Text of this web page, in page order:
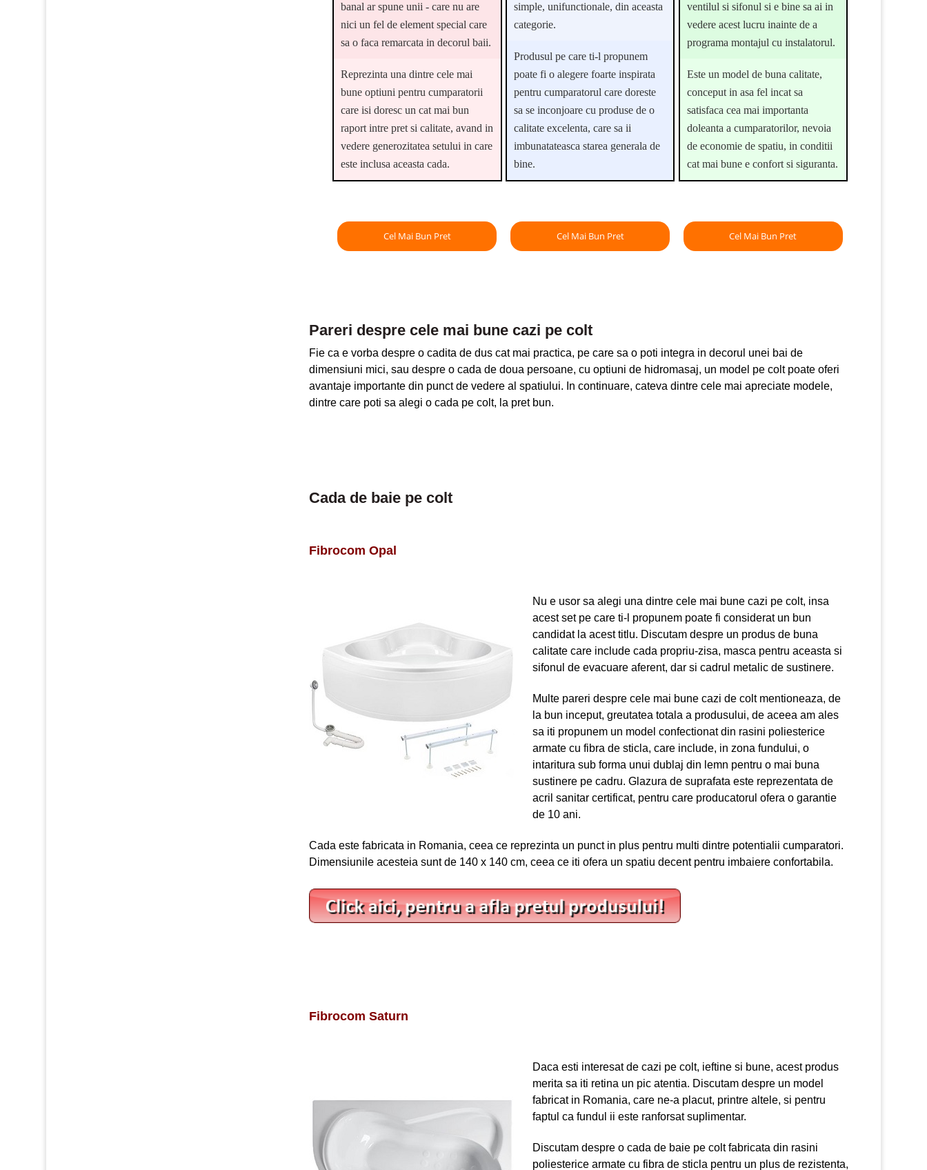
banal ar spune unii - care nu are
nici un fel de element special care
sa o faca remarcata in decorul baii.
Reprezinta una dintre cele mai
bune optiuni pentru cumparatorii
care isi doresc un cat mai bun
raport intre pret si calitate, avand in
vedere generozitatea setului in care
este inclusa aceasta cada.
Cel Mai Bun Pret
simple, unifunctionale, din aceasta
categorie.
Produsul pe care ti-l propunem
poate fi o alegere foarte inspirata
pentru cumparatorul care doreste
sa se inconjoare cu produse de o
calitate excelenta, care sa ii
imbunatateasca starea generala de
bine.
Cel Mai Bun Pret
ventilul si sifonul si e bine sa ai in
vedere acest lucru inainte de a
programa montajul cu instalatorul.
Este un model de buna calitate,
conceput in asa fel incat sa
satisfaca cea mai importanta
doleanta a cumparatorilor, nevoia
de economie de spatiu, in conditii
cat mai bune e confort si siguranta.
Cel Mai Bun Pret
Pareri despre cele mai bune cazi pe colt
Fie ca e vorba despre o cadita de dus cat mai practica, pe care sa o poti integra in decorul unei bai de
dimensiuni mici, sau despre o cada de doua persoane, cu optiuni de hidromasaj, un model pe colt poate oferi
avantaje importante din punct de vedere al spatiului. In continuare, cateva dintre cele mai apreciate modele,
dintre care poti sa alegi o cada pe colt, la pret bun.
Cada de baie pe colt
Fibrocom Opal
Nu e usor sa alegi una dintre cele mai bune cazi pe colt, insa
acest set pe care ti-l propunem poate fi considerat un bun
candidat la acest titlu. Discutam despre un produs de buna
calitate care include cada propriu-zisa, masca pentru aceasta si
sifonul de evacuare aferent, dar si cadrul metalic de sustinere.
Multe pareri despre cele mai bune cazi de colt mentioneaza, de
la bun inceput, greutatea totala a produsului, de aceea am ales
sa iti propunem un model confectionat din rasini poliesterice
armate cu fibra de sticla, care include, in zona fundului, o
intaritura sub forma unui dublaj din lemn pentru o mai buna
sustinere pe cadru. Glazura de suprafata este reprezentata de
acril sanitar certificat, pentru care producatorul ofera o garantie
de 10 ani.
Cada este fabricata in Romania, ceea ce reprezinta un punct in plus pentru multi dintre potentialii cumparatori.
Dimensiunile acesteia sunt de 140 x 140 cm, ceea ce iti ofera un spatiu decent pentru imbaiere confortabila.
Fibrocom Saturn
Daca esti interesat de cazi pe colt, ieftine si bune, acest produs
merita sa iti retina un pic atentia. Discutam despre un model
fabricat in Romania, care ne-a placut, printre altele, si pentru
faptul ca fundul ii este ranforsat suplimentar.
Discutam despre o cada de baie pe colt fabricata din rasini
poliesterice armate cu fibra de sticla pentru un plus de rezistenta,